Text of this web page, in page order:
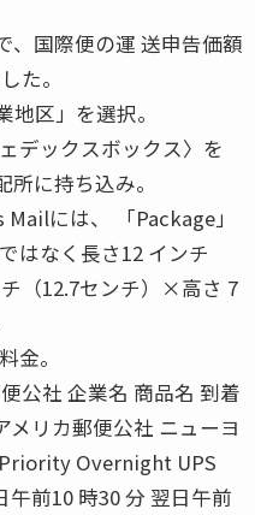
、国際便の運 送申告価額
た。
区」を選択。
デックスボックス〉を
に持ち込み。
には、 「Package」
はなく長さ12 インチ
（12.7センチ）×高さ 7
金。
公社 企業名 商品名 到着
メリカ郵便公社 ニューヨ
Overnight UPS
前10 時30 分 翌日午前